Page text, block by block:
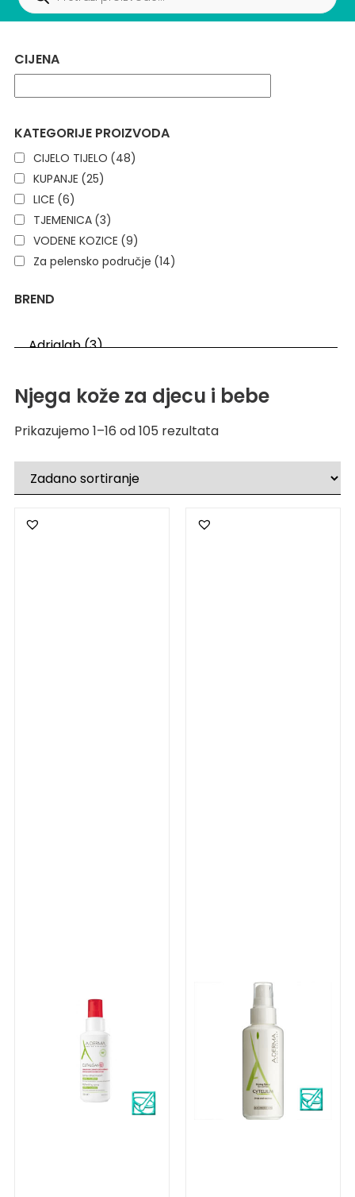
CIJENA
KATEGORIJE PROIZVODA
CIJELO TIJELO (48)
KUPANJE (25)
LICE (6)
TJEMENICA (3)
VODENE KOZICE (9)
Za pelensko područje (14)
BREND
Njega kože za djecu i bebe
Prikazujemo 1–16 od 105 rezultata